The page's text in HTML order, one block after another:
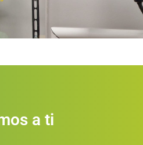
a ti